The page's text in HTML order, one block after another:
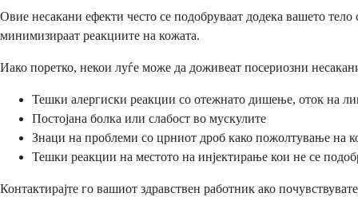
Овие несакани ефекти често се подобруваат додека вашето
минимизираат реакциите на кожата.
Иако поретко, некои луѓе може да доживеат посериозни
Тешки алергиски реакции со отежнато дишење, оток на
Постојана болка или слабост во мускулите
Знаци на проблеми со црниот дроб како пожолтување на
Тешки реакции на местото на инјектирање кои не се
Контактирајте го вашиот здравствен работник ако